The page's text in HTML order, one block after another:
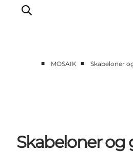
Podcast
■ MOSAIK ■ Skabeloner
Skabeloner